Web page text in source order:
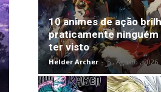
10 animes de ação
praticamente ninguém
ter visto
Helder Archer - 5 , Agosto , 2026